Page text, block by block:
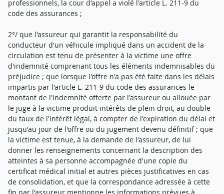
professionnels, la cour d'appel a violé l'article L. 211-9 du
code des assurances ;
2°/ que l'assureur qui garantit la responsabilité du
conducteur d'un véhicule impliqué dans un accident de la
circulation est tenu de présenter à la victime une offre
d'indemnité comprenant tous les éléments indemnisables du
préjudice ; que lorsque l'offre n'a pas été faite dans les délais
impartis par l'article L. 211-9 du code des assurances le
montant de l'indemnité offerte par l'assureur ou allouée par
le juge à la victime produit intérêts de plein droit, au double
du taux de l'intérêt légal, à compter de l'expiration du délai et
jusqu'au jour de l'offre ou du jugement devenu définitif ; que
la victime est tenue, à la demande de l'assureur, de lui
donner les renseignements concernant la description des
atteintes à sa personne accompagnée d'une copie du
certificat médical initial et autres pièces justificatives en cas
de consolidation, et que la correspondance adressée à cette